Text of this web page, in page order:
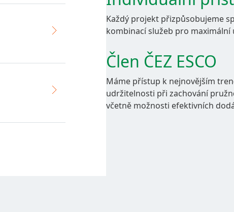
Každý projekt přizpůsobujeme
kombinací služeb pro maximální
Člen ČEZ ESCO
Máme přístup k nejnovějším
udržitelnosti při zachování
včetně možnosti efektivních